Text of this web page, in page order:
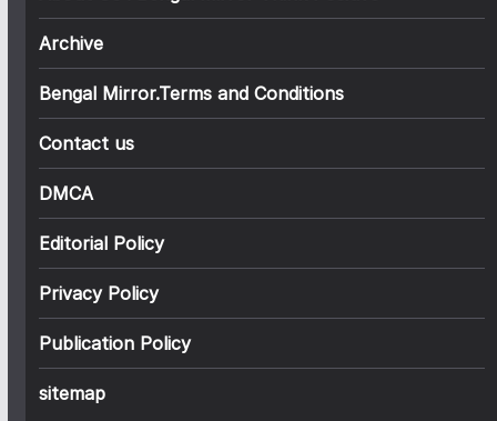
Archive
Bengal Mirror.Terms and Conditions
Contact us
DMCA
Editorial Policy
Privacy Policy
Publication Policy
sitemap